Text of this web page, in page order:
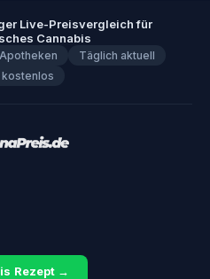
Live-Preisvergleich für
Cannabis
Täglich aktuell
kostenlos
Rezept →